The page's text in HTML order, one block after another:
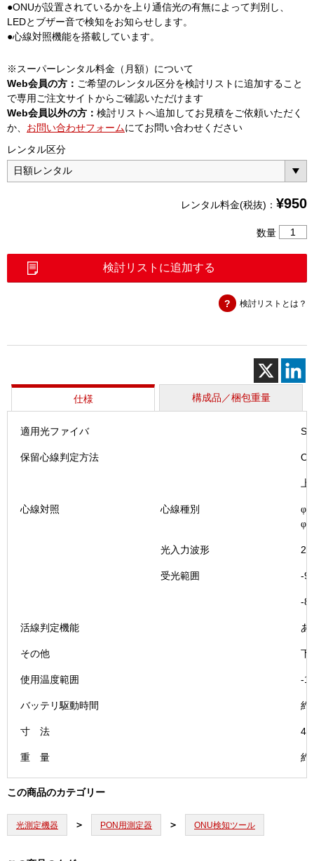
●ONUが設置されているかを上り通信光の有無によって判別し、
LEDとブザー音で検知をお知らせします。
●心線対照機能を搭載しています。
※スーパーレンタル料金（月額）について
Web会員の方： ご希望のレンタル区分を検討リストに追加すること
で専用ご注文サイトからご確認いただけます
Web会員以外の方： 検討リストへ追加してお見積をご依頼いただく
か、 お問い合わせフォームにてお問い合わせください
レンタル区分
レンタル料金(税抜)： ¥950
数量
小
線
対
照
検討リストに追加する
検討リストとは？
仕様 構成品／梱包重量
適用光ファイバ
保留心線判定方法
上
心線対照 心線種別 φ
φ
光入力波形
受光範囲 -
-
活線判定機能 あ
その他 下
使用温度範囲 -
バッテリ駆動時間 約
寸 法
重 量 約
この商品のカテゴリー
光測定機器 PON用測定器 ONU検知ツール